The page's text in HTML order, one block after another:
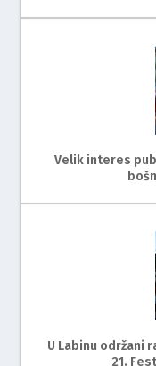
Velik interes
U Labinu održani
21.